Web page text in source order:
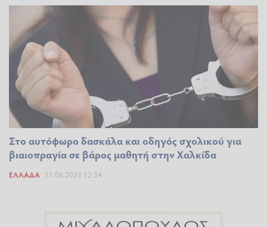
Στο αυτόφωρο δασκάλα και οδηγός σχολικού για
βιαιοπραγία σε βάρος μαθητή στην Χαλκίδα
ΕΛΛΆΔΑ 11.06.2023 12:34